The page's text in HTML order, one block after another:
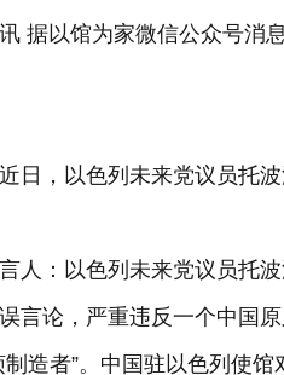
据以馆为家微信公众号消
日，以色列未来党议员托
人：以色列未来党议员托
言论，严重违反一个中国
制造者”。中国驻以色列使馆